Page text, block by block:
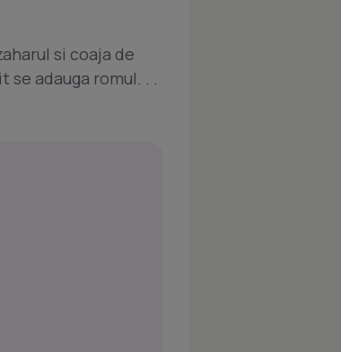
si coaja de
se adauga romul. . .